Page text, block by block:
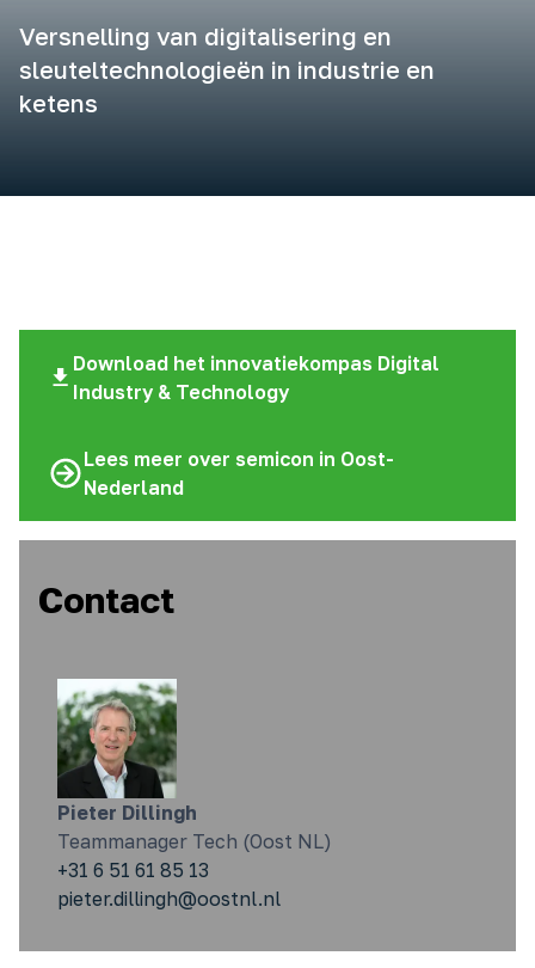
Versnelling van digitalisering en
sleuteltechnologieën in industrie en
ketens
Download het innovatiekompas Digital
Industry & Technology
Lees meer over semicon in Oost-
Nederland
Contact
Pieter Dillingh
Teammanager Tech (Oost NL)
+31 6 51 61 85 13
pieter.dillingh@oostnl.nl